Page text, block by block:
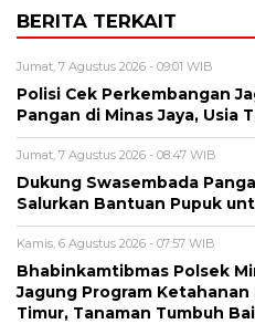
BERITA TERKAIT
Jumat, 7 Agustus 2026 - 09:01 WIB
Polisi Cek Perkembangan
Pangan di Minas Jaya, Usia
Jumat, 7 Agustus 2026 - 08:47 WIB
Dukung Swasembada
Salurkan Bantuan Pupuk
Kamis, 6 Agustus 2026 - 07:57 WIB
Bhabinkamtibmas Polsek
Jagung Program
Timur, Tanaman Tumbuh